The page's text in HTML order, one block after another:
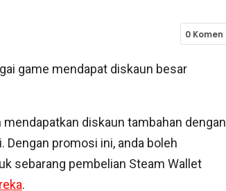
0 Komen
game mendapat diskaun besar
diskaun tambahan dengan
promosi ini, anda boleh
sebarang pembelian Steam Wallet
.